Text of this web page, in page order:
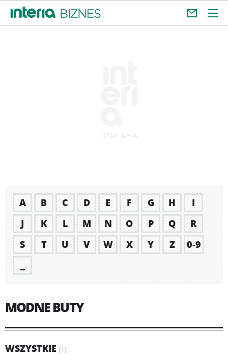
A B C D E F G H
I
J
K L M N O P Q
R
S
T U V W X Y Z
0-9
MODNE BUTY
WSZYSTKIE (1)